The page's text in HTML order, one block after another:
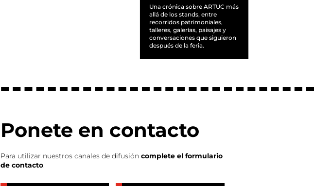
Una crónica sobre ARTUC más
allá de los stands, entre
recorridos patrimoniales,
talleres, galerías, paisajes y
conversaciones que siguieron
después de la feria.
Ponete en contacto
Para utilizar nuestros canales de difusión complete el formulario
de contacto.